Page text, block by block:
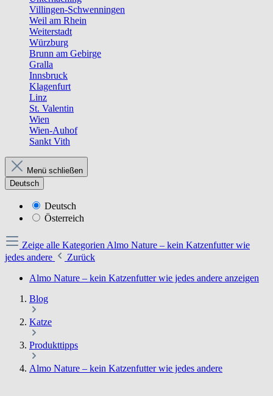
Villingen-Schwenningen
Weil am Rhein
Weiterstadt
Würzburg
Brunn am Gebirge
Gralla
Innsbruck
Klagenfurt
Linz
St. Valentin
Wien
Wien-Auhof
Sankt Vith
Menü schließen
Deutsch
Deutsch
Österreich
Zeige alle Kategorien Almo Nature – kein Katzenfutter wie
jedes andere
Zurück
Almo Nature – kein Katzenfutter wie jedes andere anzeigen
Blog
Katze
Produkttipps
Almo Nature – kein Katzenfutter wie jedes andere